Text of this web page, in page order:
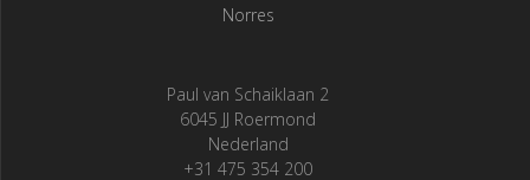
Norres
Paul van Schaiklaan 2
6045 JJ Roermond
Nederland
+31 475 354 200